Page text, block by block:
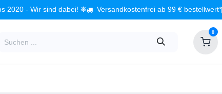
2020 - Wir sind dabei! ❋ Versandkostenfrei ab 99 € bestellwert*
0